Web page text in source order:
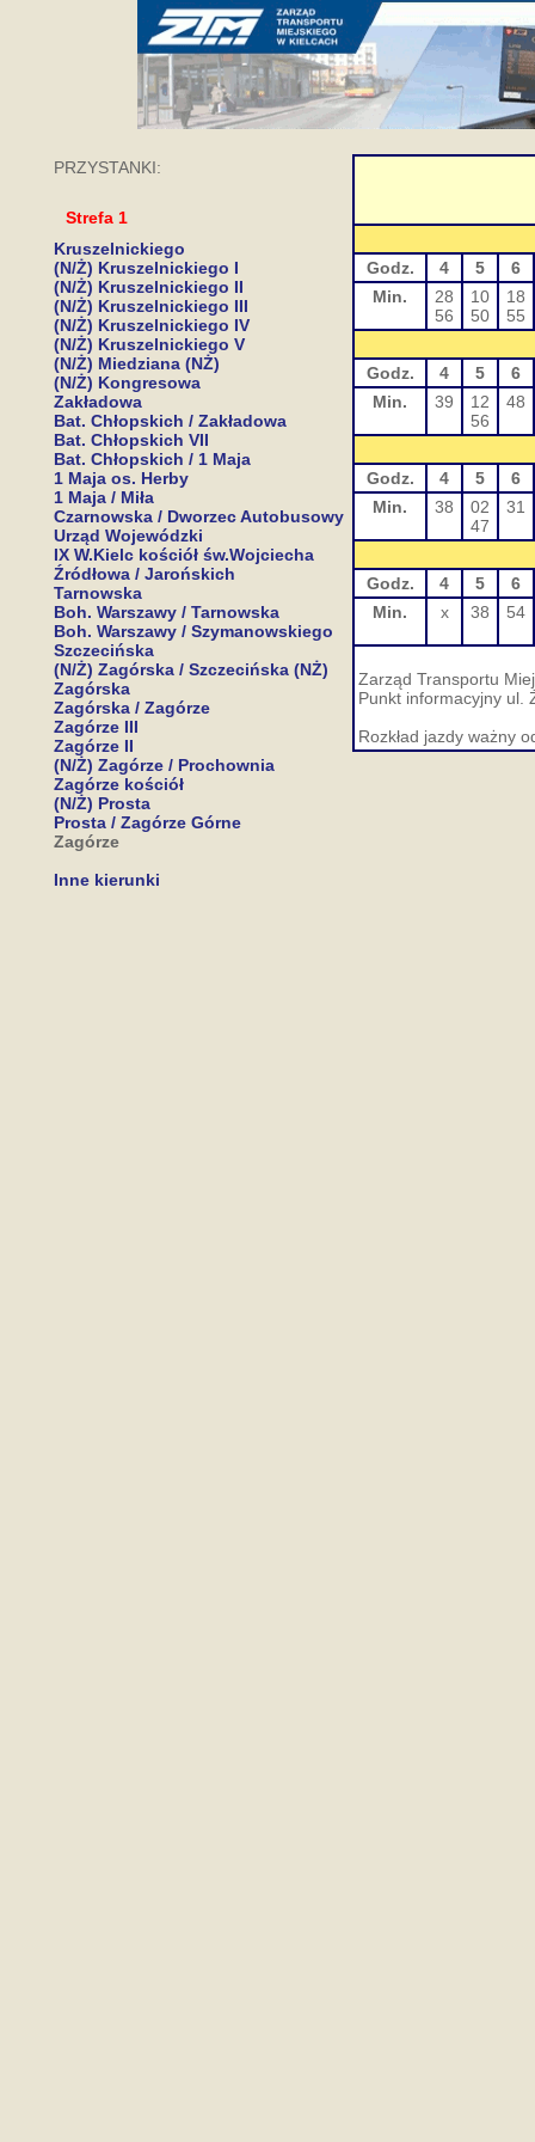
PRZYSTANKI:
Strefa 1
Kruszelnickiego
(N/Ż) Kruszelnickiego I
(N/Ż) Kruszelnickiego II
(N/Ż) Kruszelnickiego III
(N/Ż) Kruszelnickiego IV
(N/Ż) Kruszelnickiego V
(N/Ż) Miedziana (NŻ)
(N/Ż) Kongresowa
Zakładowa
Bat. Chłopskich / Zakładowa
Bat. Chłopskich VII
Bat. Chłopskich / 1 Maja
1 Maja os. Herby
1 Maja / Miła
Czarnowska / Dworzec Autobusowy
Urząd Wojewódzki
IX W.Kielc kościół św.Wojciecha
Źródłowa / Jarońskich
Tarnowska
Boh. Warszawy / Tarnowska
Boh. Warszawy / Szymanowskiego
Szczecińska
(N/Ż) Zagórska / Szczecińska (NŻ)
Zagórska
Zagórska / Zagórze
Zagórze III
Zagórze II
(N/Ż) Zagórze / Prochownia
Zagórze kościół
(N/Ż) Prosta
Prosta / Zagórze Górne
Zagórze
Inne kierunki
Godz. 4 5
6
Min.
28
56
10
50
18
55
Godz. 4 5
6
Min.
39
12
56
48
Godz. 4 5
6
Min.
38
02
47
31
Godz. 4 5
6
Min.
x 38 54
Zarząd Transportu
Punkt informacyjny ul.
Rozkład jazdy ważny